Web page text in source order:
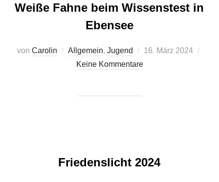
Weiße Fahne beim Wissenstest in
Ebensee
von Carolin Allgemein, Jugend
Veröffentlicht
16. März 2024
Keine Kommentare
Friedenslicht 2024